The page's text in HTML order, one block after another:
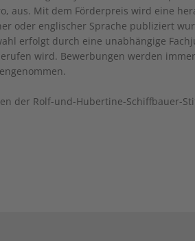
aus. Mit dem Förderpreis wird eine
oder englischer Sprache publiziert
erfolgt durch eine unabhängige
wird. Bewerbungen werden
der Rolf-und-Hubertine-Schiffbauer-